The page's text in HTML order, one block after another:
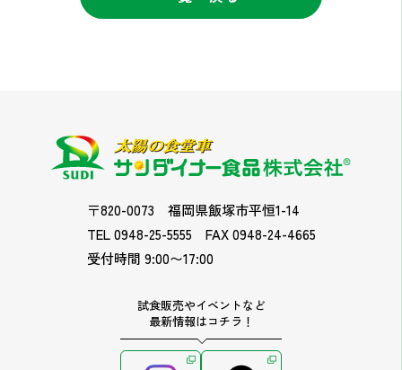
〒820-0073 福岡県飯塚市平恒1-14
TEL 0948-25-5555 FAX 0948-24-4665
受付時間 9:00〜17:00
試食販売やイベントなど
最新情報はコチラ！